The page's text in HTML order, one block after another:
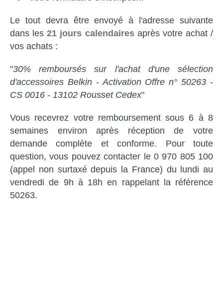
Le tout devra être envoyé à l'adresse suivante
dans les21 jours calendairesaprès votre achat /
vos achats :
"30% remboursés sur l'achat d'une sélection
d'accessoires Belkin - Activation Offre n° 50263 -
CS 0016 - 13102 Rousset Cedex"
Vous recevrez votre remboursement sous 6 à 8
semaines environ après réception de votre
demande complète et conforme. Pour toute
question, vous pouvez contacter le 0 970 805 100
(appel non surtaxé depuis la France) du lundi au
vendredi de 9h à 18h en rappelant la référence
50263.